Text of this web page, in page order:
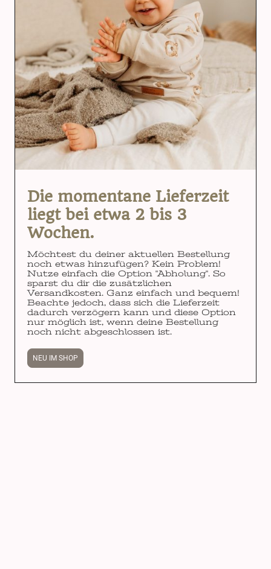
Die momentane Lieferzeit
liegt bei etwa 2 bis 3
Wochen.
Möchtest du deiner aktuellen Bestellung
noch etwas hinzufügen? Kein Problem!
Nutze einfach die Option "Abholung". So
sparst du dir die zusätzlichen
Versandkosten. Ganz einfach und bequem!
Beachte jedoch, dass sich die Lieferzeit
dadurch verzögern kann und diese Option
nur möglich ist, wenn deine Bestellung
noch nicht abgeschlossen ist.
NEU IM SHOP